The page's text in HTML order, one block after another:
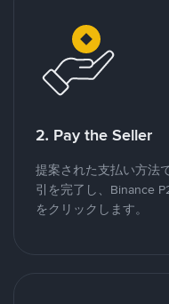
2. Pay the Seller
提案された支払い方法
引を完了し、Binance
をクリックします。